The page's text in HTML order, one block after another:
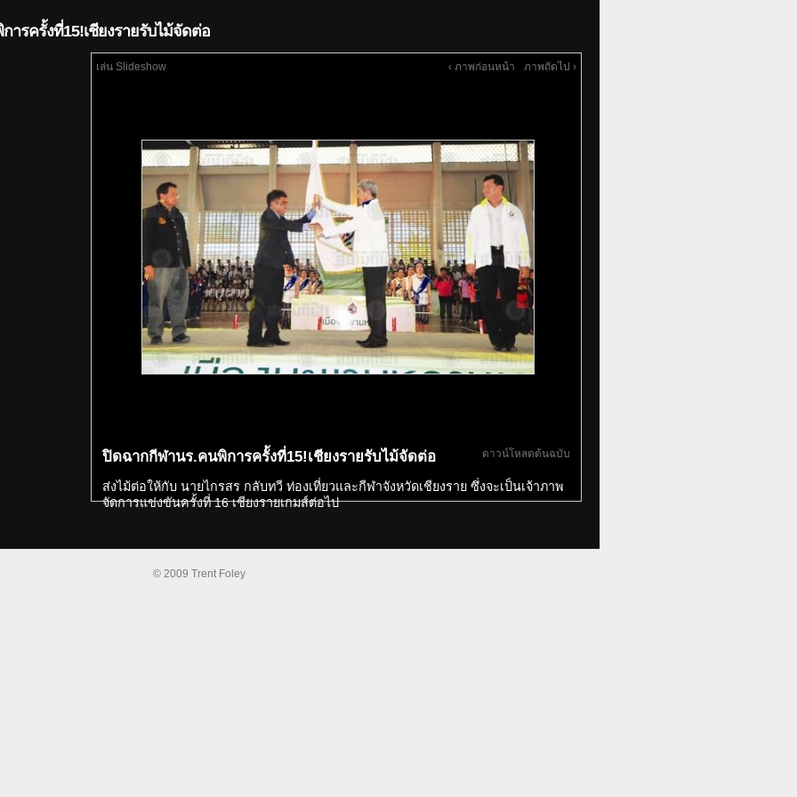
รครั้งที่15!เชียงรายรับไม้จัดต่อ
เล่น Slideshow ‹ ภาพก่อนหน้า ภาพถัดไป ›
ดาวน์โหลดต้นฉบับ
ปิดฉากกีฬานร.คนพิการครั้งที่15!เชียงรายรับไม้จัดต่อ
ส่งไม้ต่อให้กับ นายไกรสร กลับทวี ท่องเที่ยวและกีฬาจังหวัดเชียงราย ซึ่งจะเป็นเจ้าภาพ
จัดการแข่งขันครั้งที่ 16 เชียงรายเกมส์ต่อไป
© 2009 Trent Foley